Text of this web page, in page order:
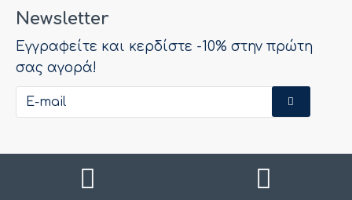
Newsletter
Εγγραφείτε και κερδίστε -10% στην πρώτη
σας αγορά!